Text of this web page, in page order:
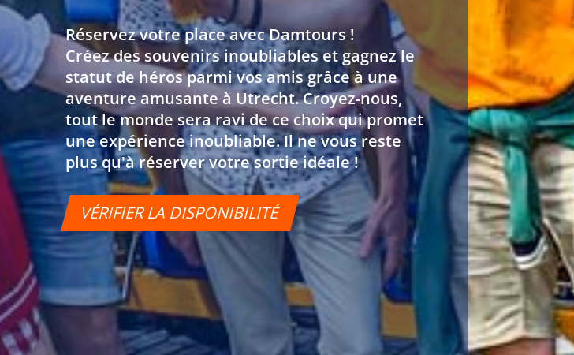
Réservez votre place avec Damtours !
Créez des souvenirs inoubliables et gagnez le
statut de héros parmi vos amis grâce à une
aventure amusante à Utrecht. Croyez-nous,
tout le monde sera ravi de ce choix qui promet
une expérience inoubliable. Il ne vous reste
plus qu'à réserver votre sortie idéale !
VÉRIFIER LA DISPONIBILITÉ